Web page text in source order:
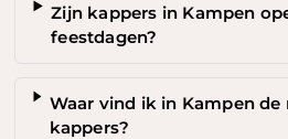
Zijn kappers in Kampen
feestdagen?
Waar vind ik in Kampen de
kappers?